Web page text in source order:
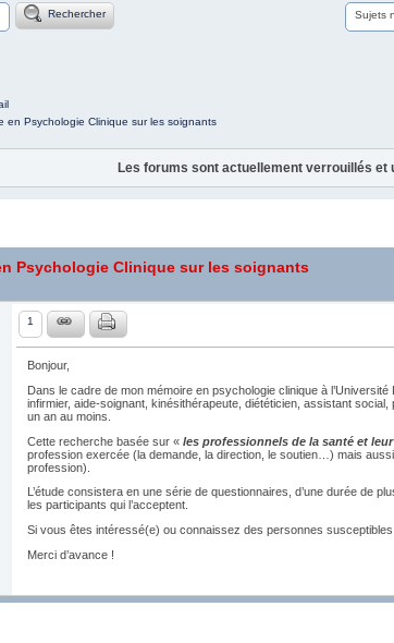
Sujets
Rechercher
en Psychologie Clinique sur les soignants
Les forums sont actuellement verrouillés
Psychologie Clinique sur les soignants
1
Bonjour,
Dans le cadre de mon mémoire en psychologie clinique à
infirmier, aide-soignant, kinésithérapeute, diététicien, assistant
un an au moins.
Cette recherche basée sur «les professionnels de la santé et
profession exercée (la demande, la direction, le soutien…) mais
profession).
L’étude consistera en une série de questionnaires, d’une durée de
les participants qui l’acceptent.
Si vous êtes intéressé(e) ou connaissez des personnes
Merci d’avance !